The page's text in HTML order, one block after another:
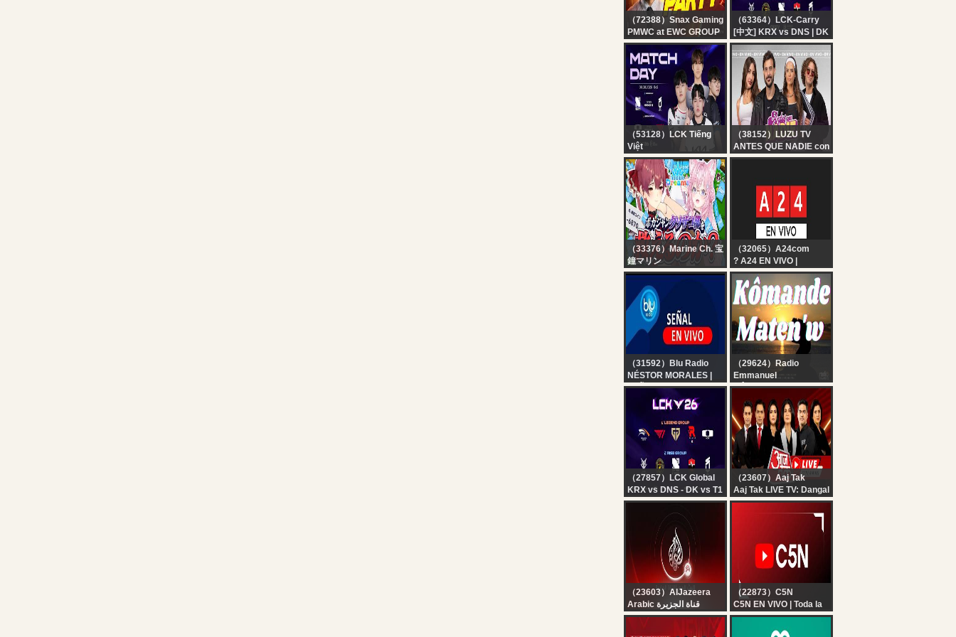
（72388）Snax Gaming
PMWC at EWC GROUP
STAGE DAY 1 -
WATCHPARTY WITH
SNAX
（63364）LCK-Carry
[中文] KRX vs DNS | DK
vs T1 | 2026 LCK
（53128）LCK Tiếng
Việt
Bình Luận Tiếng Việt:
KRX vs DNS l DK vs T1
| LCK 2026
（38152）LUZU TV
ANTES QUE NADIE con
DIEGO LEUCO, MICA
FRANCELLA Y EL
TRINCHE | EN VIVO
（33376）Marine Ch. 宝
鐘マリン
【ホロドリ】クソザコポ
カジャン-6000コインの
負債を無くせるまで…
【ホロライブ/宝鐘マリ
ン・博衣こより】
（32065）A24com
? A24 EN VIVO |
Noticias de Argentina y
el mundo las 24 horas
（31592）Blu Radio
NÉSTOR MORALES |
SEÑAL EN VIVO | BLU
RADIO 06 AGO
（29624）Radio
Emmanuel
KÔMANDE MATEN'W |
RADIO EMMANUEL |
PIERRE BINSE ROCHE
（27857）LCK Global
KRX vs DNS - DK vs T1
| 2026 LCK
（23607）Aaj Tak
Aaj Tak LIVE TV: Dangal
| Atiq Ahmed Son Death
| Ranchi Student
（23603）AlJazeera
Arabic قناة الجزيرة
البث الحي لقناة الجزيرة |
（22873）C5N
C5N EN VIVO | Toda la
información en un solo
lugar | Seguí la